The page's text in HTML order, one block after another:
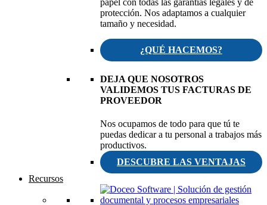
protección. Nos adaptamos a cualquier
tamaño y necesidad.
¿QUÉ HACEMOS?
DEJA QUE NOSOTROS
VALIDEMOS TUS FACTURAS DE
PROVEEDOR
Nos ocupamos de todo para que tú te
puedas dedicar a tu personal a trabajos más
productivos.
DESCUBRE LAS VENTAJAS
Recursos